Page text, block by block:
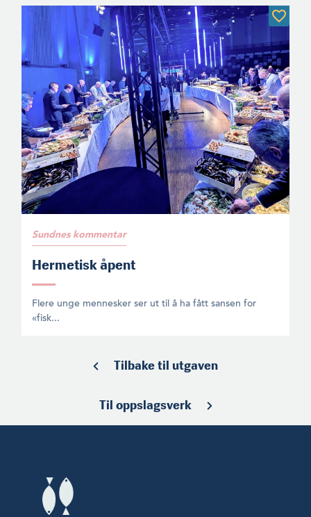
Sundnes kommentar
Hermetisk åpent
Flere unge mennesker ser ut til å ha fått sansen for
«fisk...
Tilbake til utgaven
Til oppslagsverk